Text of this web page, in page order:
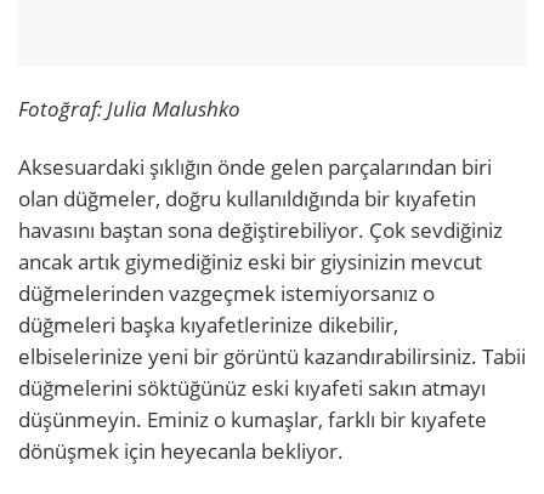
Fotoğraf:Julia Malushko
Aksesuardaki şıklığın önde gelen parçalarından biri
olan düğmeler, doğru kullanıldığında bir kıyafetin
havasını baştan sona değiştirebiliyor. Çok sevdiğiniz
ancak artık giymediğiniz eski bir giysinizin mevcut
düğmelerinden vazgeçmek istemiyorsanız o
düğmeleri başka kıyafetlerinize dikebilir,
elbiselerinize yeni bir görüntü kazandırabilirsiniz. Tabii
düğmelerini söktüğünüz eski kıyafeti sakın atmayı
düşünmeyin. Eminiz o kumaşlar, farklı bir kıyafete
dönüşmek için heyecanla bekliyor.